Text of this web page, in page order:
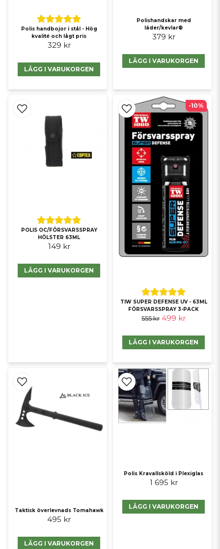
Polis handbojor i stål - Hög
kvalité och lågt pris
329 kr
LÄGG I VARUKORGEN
Polishandskar med
läder/kevlar®
379 kr
LÄGG I VARUKORGEN
POLIS OC/FÖRSVARSSPRAY
HÖLSTER 63ML
149 kr
LÄGG I VARUKORGEN
TIW SUPER DEFENSE UV - 63ML
FÖRSVARSSPRAY 3-PACK
555 kr 499 kr
LÄGG I VARUKORGEN
-10%
Taktisk överlevnads Tomahawk
495 kr
LÄGG I VARUKORGEN
Polis Kravallsköld i Plexiglas
1 695 kr
LÄGG I VARUKORGEN